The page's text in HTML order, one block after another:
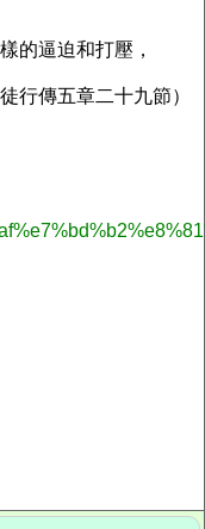
的逼迫和打壓，
行傳五章二十九節）